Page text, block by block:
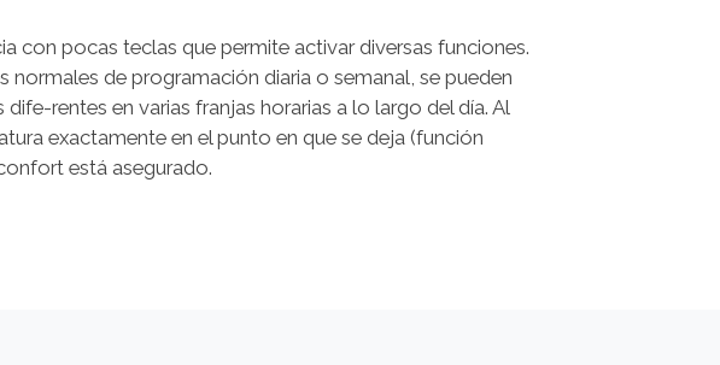
con pocas teclas que permite activar diversas funciones.
normales de programación diaria o semanal, se pueden
rentes en varias franjas horarias a lo largo del día. Al
exactamente en el punto en que se deja (función
está asegurado.